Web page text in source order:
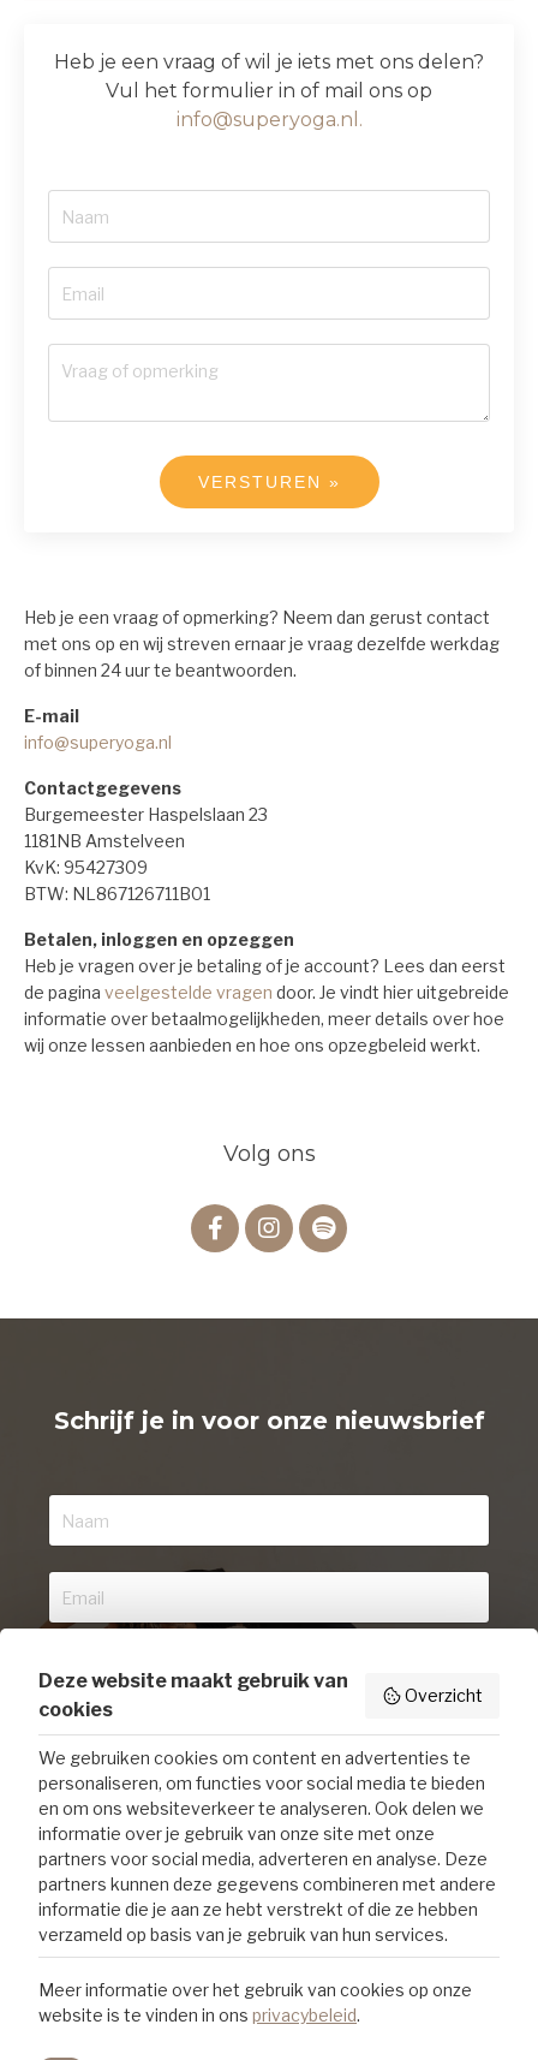
Heb je een vraag of wil je iets met ons delen?
Vul het formulier in of mail ons op
info@superyoga.nl.
VERSTUREN »
Heb je een vraag of opmerking? Neem dan gerust contact
met ons op en wij streven ernaar je vraag dezelfde werkdag
of binnen 24 uur te beantwoorden.
E-mail
info@superyoga.nl
Contactgegevens
Burgemeester Haspelslaan 23
1181NB Amstelveen
KvK: 95427309
BTW: NL867126711B01
Betalen, inloggen en opzeggen
Heb je vragen over je betaling of je account? Lees dan eerst
de pagina veelgestelde vragen door. Je vindt hier uitgebreide
informatie over betaalmogelijkheden, meer details over hoe
wij onze lessen aanbieden en hoe ons opzegbeleid werkt.
Volg ons
Schrijf je in voor onze nieuwsbrief
INSCHRIJVEN
We zullen je niet te vaak mailen. Beloofd.
Deze website maakt gebruik van
cookies
Overzicht
We gebruiken cookies om content en advertenties te
personaliseren, om functies voor social media te bieden
en om ons websiteverkeer te analyseren. Ook delen we
informatie over je gebruik van onze site met onze
partners voor social media, adverteren en analyse. Deze
partners kunnen deze gegevens combineren met andere
informatie die je aan ze hebt verstrekt of die ze hebben
verzameld op basis van je gebruik van hun services.
Meer informatie over het gebruik van cookies op onze
website is te vinden in ons privacybeleid.